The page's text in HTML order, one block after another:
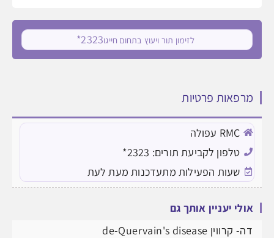
לזימון תור ויעוץ בתחום חייגו2323*
מרפאות פרטיות
RMC עפולה
טלפון לקביעת תורים: 2323*
שעות הפעילות מתעדכנות מעת לעת
אולי יעניין אותך גם
דה- קרווין de-Quervain's disease